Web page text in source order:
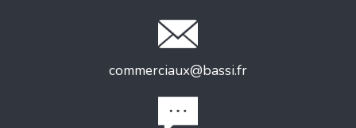
commerciaux@bassi.fr